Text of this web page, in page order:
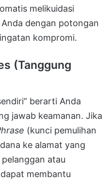
melikuidasi
dengan potongan
kompromi.
(Tanggung
berarti Anda
jawab keamanan. Jika
(kunci pemulihan
ke alamat yang
atau
membantu